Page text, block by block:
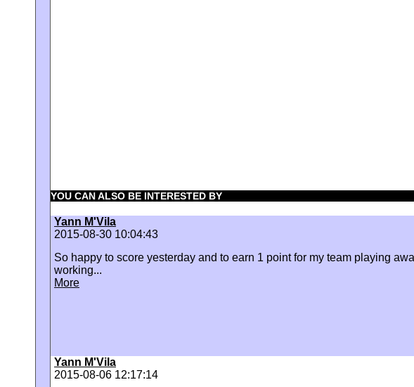
YOU CAN ALSO BE INTERESTED BY
Yann M'Vila
2015-08-30 10:04:43
So happy to score yesterday and to earn 1 point for my team playing
working...
More
Yann M'Vila
2015-08-06 12:17:14